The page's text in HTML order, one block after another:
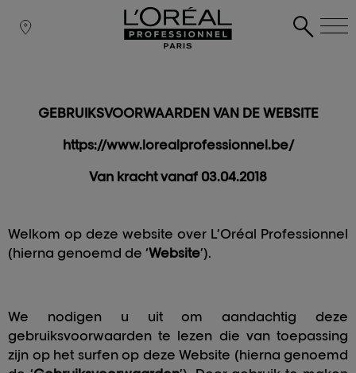
GEBRUIKSVOORWAARDEN VAN DE WEBSITE
https://www.lorealprofessionnel.be/
Van kracht vanaf 03.04.2018
Welkom op deze website over L’Oréal Professionnel
(hierna genoemd de ‘Website’).
We nodigen u uit om aandachtig deze
gebruiksvoorwaarden te lezen die van toepassing
zijn op het surfen op deze Website (hierna genoemd